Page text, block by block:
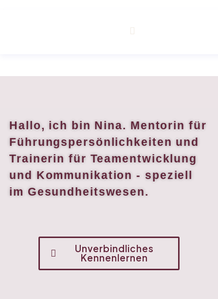
Hallo, ich bin Nina. Mentorin für
Führungspersönlichkeiten und
Trainerin für Teamentwicklung
und Kommunikation - speziell
im Gesundheitswesen.
Unverbindliches
Kennenlernen